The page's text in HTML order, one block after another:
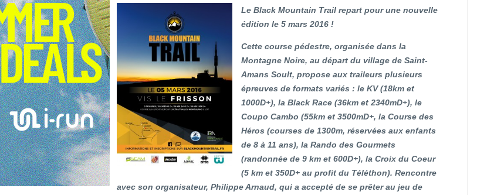
Le Black Mountain Trail repart pour une nouvelle
édition le 5 mars 2016 !
Cette course pédestre, organisée dans la
Montagne Noire, au départ du village de Saint-
Amans Soult, propose aux traileurs plusieurs
épreuves de formats variés : le KV (18km et
1000D+), la Black Race (36km et 2340mD+), le
Coupo Cambo (55km et 3500mD+, la Course des
Héros (courses de 1300m, réservées aux enfants
de 8 à 11 ans), la Rando des Gourmets
(randonnée de 9 km et 600D+), la Croix du Coeur
(5 km et 350D+ au profit du Téléthon). Rencontre
avec son organisateur, Philippe Arnaud, qui a accepté de se prêter au jeu de